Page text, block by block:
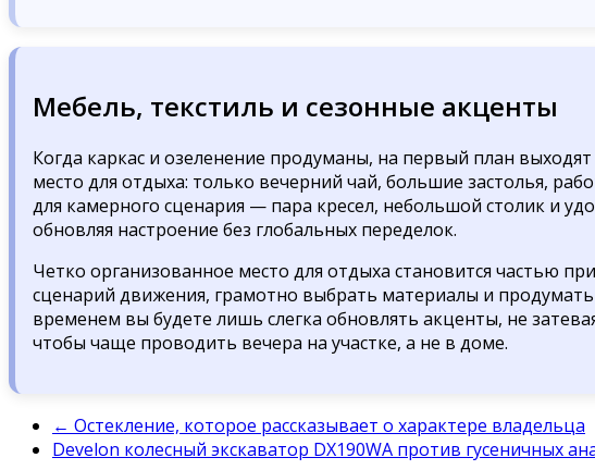
Мебель, текстиль и сезонные акценты
Когда каркас и озеленение продуманы, на первый план
место для отдыха: только вечерний чай, большие застолья,
для камерного сценария — пара кресел, небольшой столик и
обновляя настроение без глобальных переделок.
Четко организованное место для отдыха становится частью
сценарий движения, грамотно выбрать материалы и
временем вы будете лишь слегка обновлять акценты, не
чтобы чаще проводить вечера на участке, а не в доме.
← Остекление, которое рассказывает о характере владельца
Develon колесный экскаватор DX190WA против гусеничных